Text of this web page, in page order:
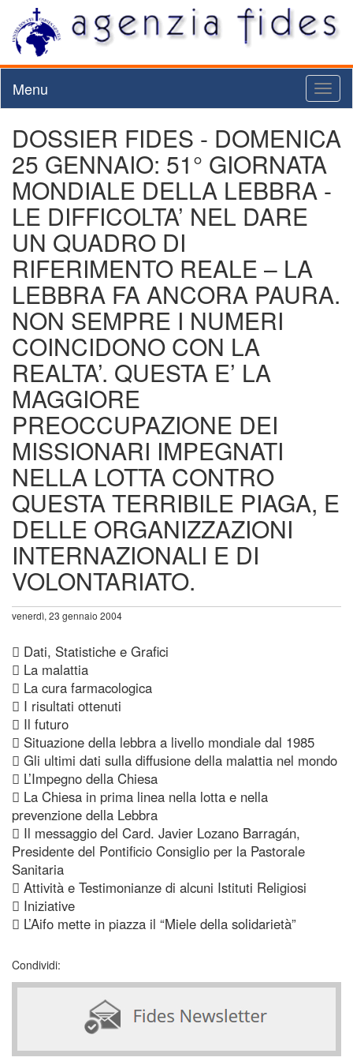
Menu
DOSSIER FIDES - DOMENICA
25 GENNAIO: 51° GIORNATA
MONDIALE DELLA LEBBRA -
LE DIFFICOLTA’ NEL DARE
UN QUADRO DI
RIFERIMENTO REALE – LA
LEBBRA FA ANCORA PAURA.
NON SEMPRE I NUMERI
COINCIDONO CON LA
REALTA’. QUESTA E’ LA
MAGGIORE
PREOCCUPAZIONE DEI
MISSIONARI IMPEGNATI
NELLA LOTTA CONTRO
QUESTA TERRIBILE PIAGA, E
DELLE ORGANIZZAZIONI
INTERNAZIONALI E DI
VOLONTARIATO.
venerdì, 23 gennaio 2004
 Dati, Statistiche e Grafici
 La malattia
 La cura farmacologica
 I risultati ottenuti
 Il futuro
 Situazione della lebbra a livello mondiale dal 1985
 Gli ultimi dati sulla diffusione della malattia nel mondo
 L’Impegno della Chiesa
 La Chiesa in prima linea nella lotta e nella
prevenzione della Lebbra
 Il messaggio del Card. Javier Lozano Barragán,
Presidente del Pontificio Consiglio per la Pastorale
Sanitaria
 Attività e Testimonianze di alcuni Istituti Religiosi
 Iniziative
 L’Aifo mette in piazza il “Miele della solidarietà”
Condividi: